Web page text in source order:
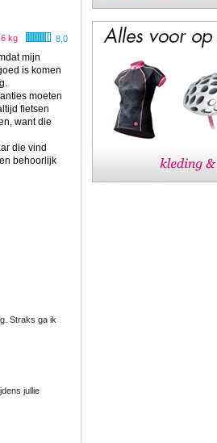
8,0
kg
mijn
is komen
moeten
fietsen
want die
die vind
behoorlijk
Straks ga ik
jullie